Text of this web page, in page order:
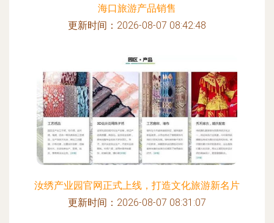
海口旅游产品销售
更新时间：2026-08-07 08:42:48
汝绣产业园官网正式上线，打造文化旅游新名片
更新时间：2026-08-07 08:31:07